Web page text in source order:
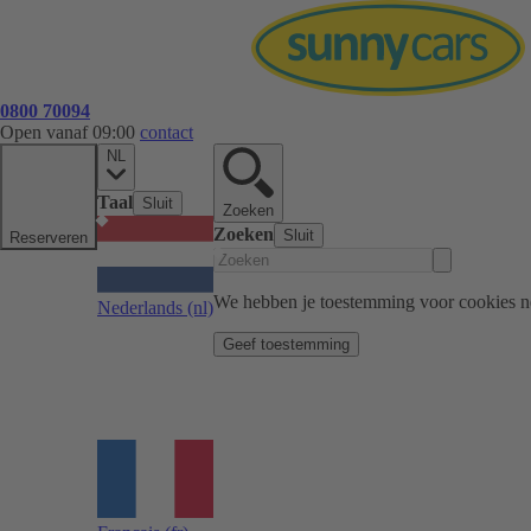
0800 70094
Open vanaf 09:00 contact
Reserveren
NL
Taal Sluit
Nederlands (nl)
Zoeken
Zoeken Sluit
We hebben je toestemming voor cookies
Geef toestemming